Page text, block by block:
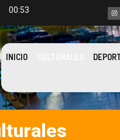
00:53
INICIO